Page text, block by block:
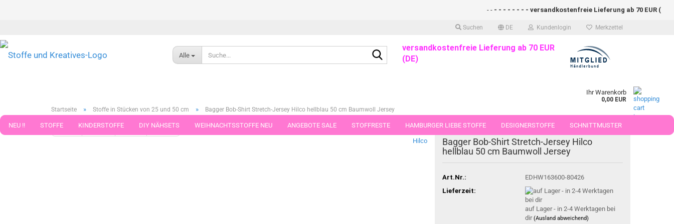
Suchen DE Kundenlogin Merkzettel
- - - - - - - - versandkostenfreie Lieferung ab 70 EUR
Alle
Suche...versandkostenfreie Lieferung ab 70 EUR
(DE)
Ihr Warenkorb
0,00 EUR
NEU !! STOFFE KINDERSTOFFE DIY NÄHSETS WEIHNACHTSSTOFFE NEU ANGEBOTE SALE STOFFRESTE HAMBURGER LIEBE STOFFE DESIGNERSTOFFE SCHNITTMUSTER
STOFFE IN STÜCKEN VON 25 UND 50 CM
Startseite » Stoffe in Stücken von 25 und 50 cm » Bagger Bob-Shirt Stretch-Jersey Hilco hellblau 50 cm Baumwoll Jersey
« Erster « zurück weiter » Letzter »
Artikel in dieser Kategorie
Hilco
Bagger Bob-Shirt Stretch-Jersey Hilco
hellblau 50 cm Baumwoll Jersey
Art.Nr.:
EDHW163600-80426
Lieferzeit:
auf Lager - in 2-4 Werktagen bei
dir(Ausland abweichend)